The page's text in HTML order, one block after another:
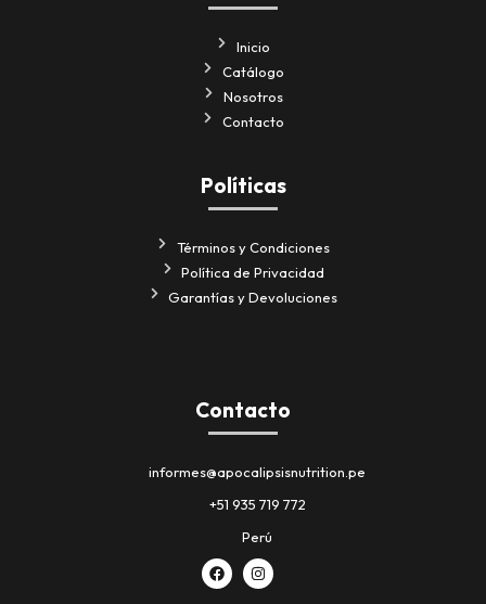
Inicio
Catálogo
Nosotros
Contacto
Políticas
Términos y Condiciones
Política de Privacidad
Garantías y Devoluciones
Contacto
informes@apocalipsisnutrition.pe
+51 935 719 772
Perú